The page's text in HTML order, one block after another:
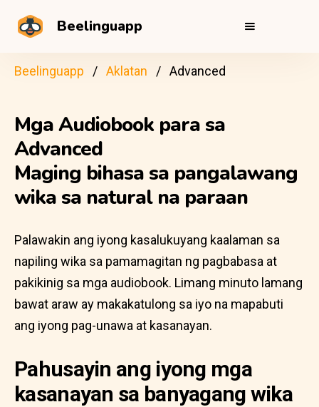
Beelinguapp
Beelinguapp Aklatan Advanced
Mga Audiobook para sa
Advanced
Maging bihasa sa pangalawang
wika sa natural na paraan
Palawakin ang iyong kasalukuyang kaalaman sa
napiling wika sa pamamagitan ng pagbabasa at
pakikinig sa mga audiobook. Limang minuto lamang
bawat araw ay makakatulong sa iyo na mapabuti
ang iyong pag-unawa at kasanayan.
Pahusayin ang iyong mga
kasanayan sa banyagang wika